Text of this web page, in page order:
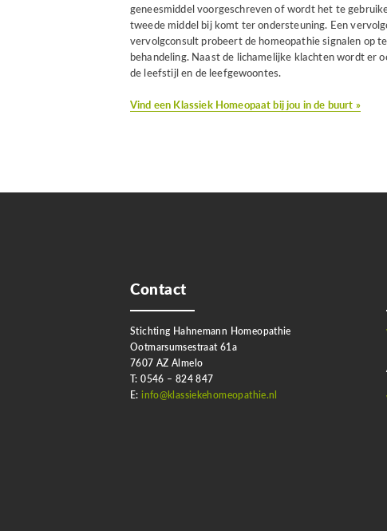
geneesmiddel voorgeschreven of wordt het te
tweede middel bij komt ter ondersteuning. Een
vervolgconsult probeert de homeopathie signalen op
behandeling. Naast de lichamelijke klachten wordt er
de leefstijl en de leefgewoontes.
Vind een Klassiek Homeopaat bij jou in de buurt »
Contact
Stichting Hahnemann Homeopathie
Ootmarsumsestraat 61a
7607 AZ Almelo
T: 0546 – 824 847
E:info@klassiekehomeopathie.nl